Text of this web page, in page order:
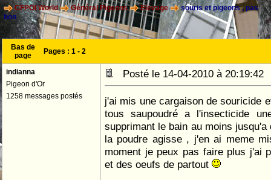
CFPOI World Général Pigeons Elevage
souris et pigeons , pas
bon
Bas de
page
Pages : 1 - 2
indianna
Pigeon d'Or
1258 messages postés
Posté le 14-04-2010 à
j'ai mis une cargaison de souricide
tous saupoudré a l'insecticide
supprimant le bain au moins jusqu'a
la poudre agisse , j'en ai meme
moment je peux pas faire plus j'ai
et des oeufs de partout